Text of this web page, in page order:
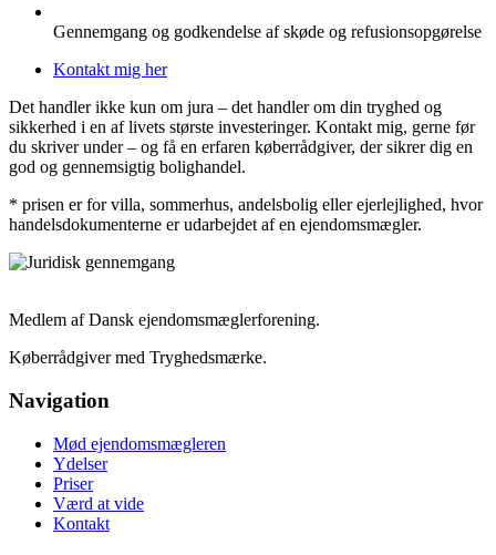
Gennemgang og godkendelse af skøde og refusionsopgørelse
Kontakt mig her
Det handler ikke kun om jura – det handler om din tryghed og
sikkerhed i en af livets største investeringer. Kontakt mig, gerne før
du skriver under – og få en erfaren køberrådgiver, der sikrer dig en
god og gennemsigtig bolighandel.
* prisen er for villa, sommerhus, andelsbolig eller ejerlejlighed, hvor
handelsdokumenterne er udarbejdet af en ejendomsmægler.
Medlem af Dansk ejendomsmæglerforening.
Køberrådgiver med Tryghedsmærke.
Navigation
Mød ejendomsmægleren
Ydelser
Priser
Værd at vide
Kontakt